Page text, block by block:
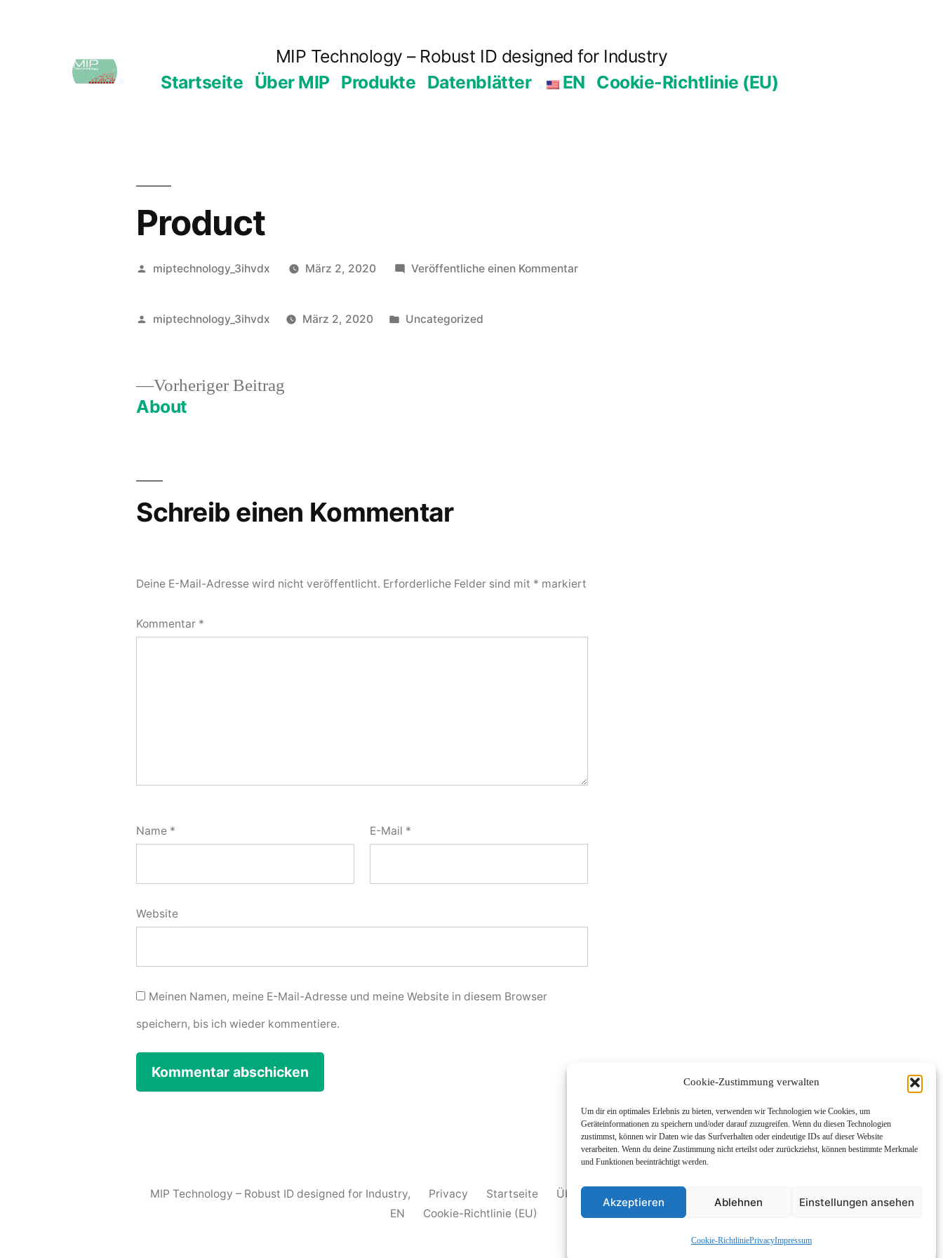
Cookie-Zustimmung verwalten
Um dir ein optimales Erlebnis zu bieten, verwenden wir Technologien wie Cookies, um
Geräteinformationen zu speichern und/oder darauf zuzugreifen. Wenn du diesen Technologien
zustimmst, können wir Daten wie das Surfverhalten oder eindeutige IDs auf dieser Website
verarbeiten. Wenn du deine Zustimmung nicht erteilst oder zurückziehst, können bestimmte Merkmale
und Funktionen beeinträchtigt werden.
Akzeptieren Ablehnen Einstellungen ansehen
Cookie-RichtliniePrivacyImpressum
MIP Technology – Robust ID designed for Industry
Startseite Über MIP Produkte Datenblätter EN Cookie-Richtlinie (EU)
Product
Veröffentlicht
miptechnology_3ihvdx März 2, 2020 Veröffentliche einen Kommentarzu
Veröffentlicht
miptechnology_3ihvdx März 2, 2020
Veröffentlicht
Uncategorized
Beitrags-
Navigation
Vorheriger Beitrag
About
Schreib einen Kommentar
Deine E-Mail-Adresse wird nicht veröffentlicht. Erforderliche Felder sind mit * markiert
Kommentar *
Name * E-Mail *
Website
Meinen Namen, meine E-Mail-Adresse und meine Website in diesem Browser
speichern, bis ich wieder kommentiere.
MIP Technology – Robust ID designed for Industry, Privacy Startseite Über MIP
EN
Cookie-Richtlinie (EU)